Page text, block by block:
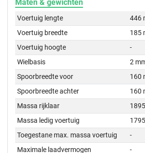
Maten & gewichten
Voertuig lengte
446
Voertuig breedte
185
Voertuig hoogte
-
Wielbasis
2
Spoorbreedte voor
160
Spoorbreedte achter
160
Massa rijklaar
Massa ledig voertuig
Toegestane max. massa voertuig
-
Maximale laadvermogen
-